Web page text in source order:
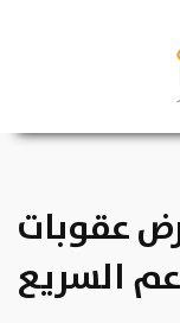
عقوبات
السريع